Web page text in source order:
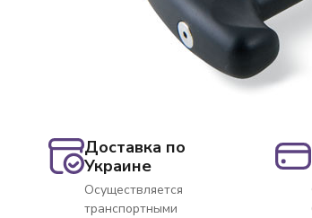
Доставка по
Украине
Осуществляется
транспортными